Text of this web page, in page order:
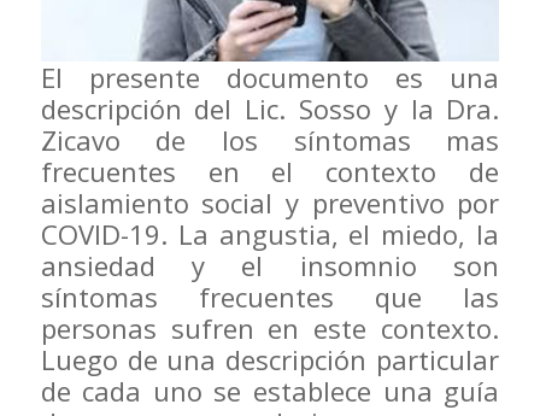
El presente documento es una
descripción del Lic. Sosso y la Dra.
Zicavo de los síntomas mas
frecuentes en el contexto de
aislamiento social y preventivo por
COVID-19. La angustia, el miedo, la
ansiedad y el insomnio son
síntomas frecuentes que las
personas sufren en este contexto.
Luego de una descripción particular
de cada uno se establece una guía